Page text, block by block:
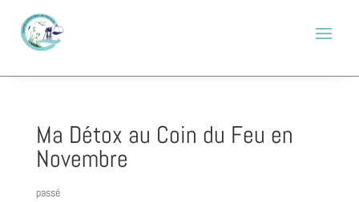
Ma Détox au Coin du Feu en
Novembre
passé